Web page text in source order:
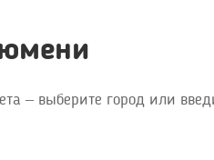
– выберите город или